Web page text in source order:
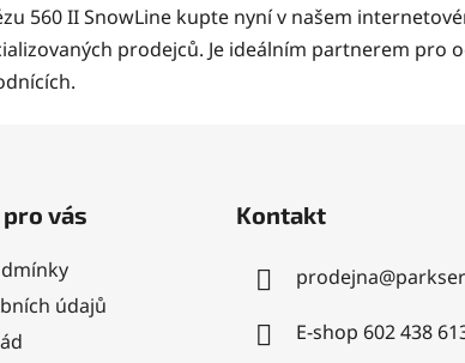
560 II SnowLine kupte nyní v našem
prodejců. Je ideálním partnerem pro
vás
údajů
Kontakt
prodejna@
E-shop 602 438